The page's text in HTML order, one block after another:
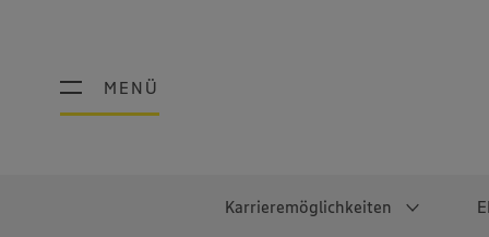
MENÜ
MENÜ
Karrieremöglichkeiten